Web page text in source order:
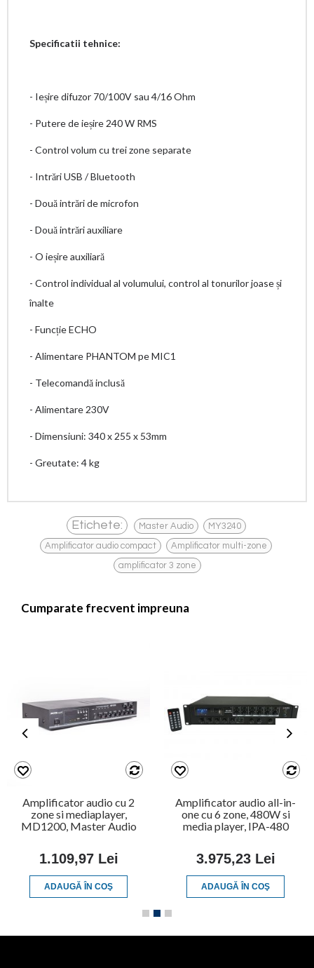
Specificatii tehnice:
- Ieșire difuzor 70/100V sau 4/16 Ohm
- Putere de ieșire 240 W RMS
- Control volum cu trei zone separate
- Intrări USB / Bluetooth
- Două intrări de microfon
- Două intrări auxiliare
- O ieșire auxiliară
- Control individual al volumului, control al tonurilor joase și
înalte
- Funcție ECHO
- Alimentare PHANTOM pe MIC1
- Telecomandă inclusă
- Alimentare 230V
- Dimensiuni: 340 x 255 x 53mm
- Greutate: 4 kg
Etichete: Master Audio , MY3240 ,
Amplificator audio compact Amplificator multi-zone
amplificator 3 zone
Cumparate frecvent impreuna
Amplificator audio cu 2
zone si mediaplayer,
MD1200, Master Audio
1.109,97 Lei
ADAUGĂ ÎN COŞ
Amplificator audio all-in-
one cu 6 zone, 480W si
media player, IPA-480
3.975,23 Lei
ADAUGĂ ÎN COŞ